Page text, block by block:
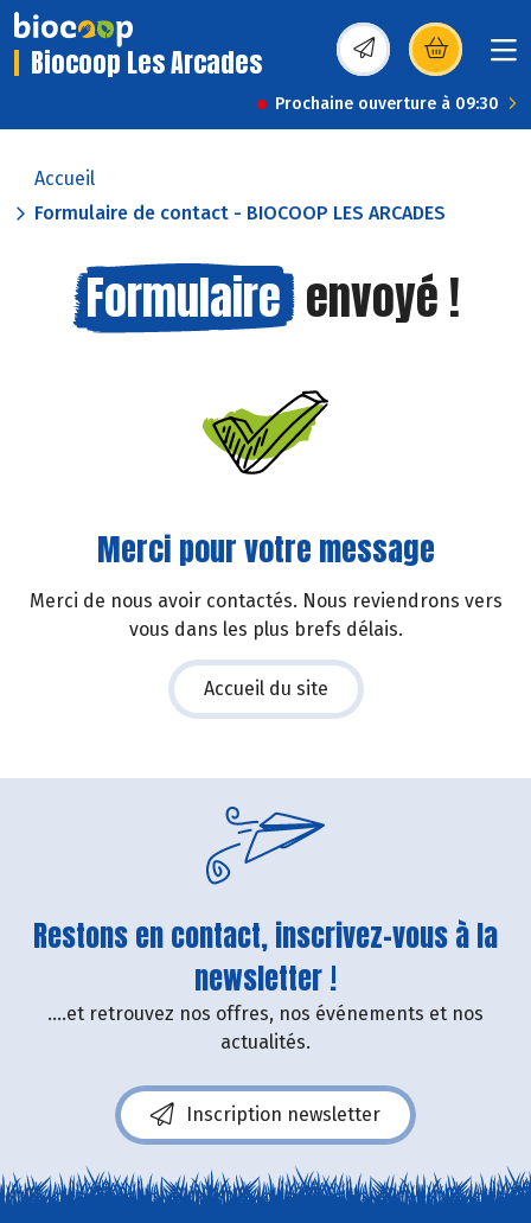
Biocoop Les Arcades (s’ouvre dans une
Prochaine ouverture à 09:30
Accueil
Formulaire de contact - BIOCOOP LES ARCADES
Formulaire envoyé !
Merci pour votre message
Merci de nous avoir contactés. Nous reviendrons vers
vous dans les plus brefs délais.
Accueil du site
Restons en contact, inscrivez-vous à la
newsletter !
....et retrouvez nos offres, nos événements et nos
actualités.
Inscription newsletter